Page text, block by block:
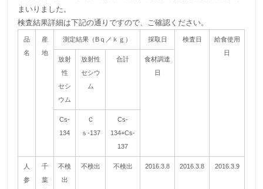
まいりました。
検査結果詳細は下記の通りですので、ご確認ください。
品
名
産
地
測定結果（Bｑ／ｋｇ） 採取日 検査日
給食使用
日
放射
性
セシ
ウム
放射性
セシウ
ム
合計
食材調達
日
Cs-
134
Ｃ
ｓ-137
Cs-
134+Cs-
137
人
参
千
葉
不検
出
不検出 不検出 2016.3.8 2016.3.8 2016.3.9